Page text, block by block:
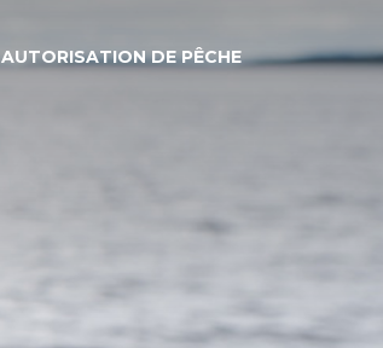
AUTORISATION DE PÊCHE